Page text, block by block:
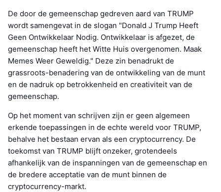
De door de gemeenschap gedreven aard van TRUMP
wordt samengevat in de slogan "Donald J Trump Heeft
Geen Ontwikkelaar Nodig. Ontwikkelaar is afgezet, de
gemeenschap heeft het Witte Huis overgenomen. Maak
Memes Weer Geweldig." Deze zin benadrukt de
grassroots-benadering van de ontwikkeling van de munt
en de nadruk op betrokkenheid en creativiteit van de
gemeenschap.
Op het moment van schrijven zijn er geen algemeen
erkende toepassingen in de echte wereld voor TRUMP,
behalve het bestaan ervan als een cryptocurrency. De
toekomst van TRUMP blijft onzeker, grotendeels
afhankelijk van de inspanningen van de gemeenschap en
de bredere acceptatie van de munt binnen de
cryptocurrency-markt.